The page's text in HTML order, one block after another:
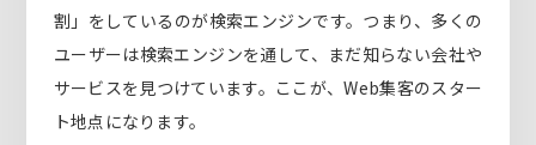
割」をしているのが検索エンジンです。つまり、多くの
ユーザーは検索エンジンを通して、まだ知らない会社や
サービスを見つけています。ここが、Web集客のスター
ト地点になります。